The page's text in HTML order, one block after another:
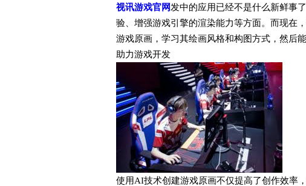
视讯游戏官网发中的应用已经不是什么新鲜事
验、增强游戏引擎的渲染能力等方面。而现在
游戏原画，学习其绘画风格和构图方式，然后
助力游戏开发
使用AI技术创建游戏原画不仅提高了创作效率